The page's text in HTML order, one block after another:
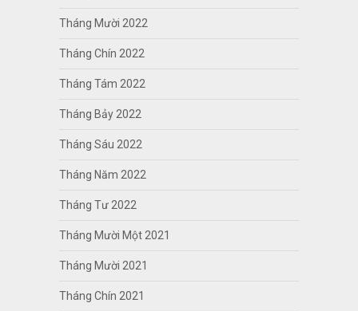
Tháng Mười 2022
Tháng Chín 2022
Tháng Tám 2022
Tháng Bảy 2022
Tháng Sáu 2022
Tháng Năm 2022
Tháng Tư 2022
Tháng Mười Một 2021
Tháng Mười 2021
Tháng Chín 2021